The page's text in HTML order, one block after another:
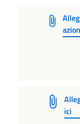
ici